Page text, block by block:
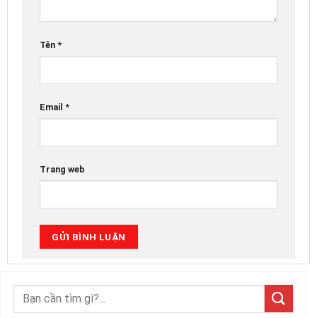
Tên *
Email *
Trang web